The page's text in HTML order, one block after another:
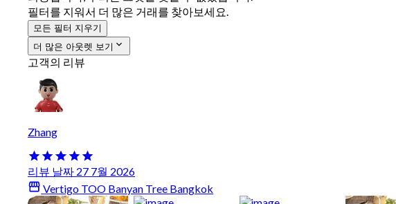
필터를 지워서 더 많은 거래를 찾아보세요.
모든 필터 지우기
더 많은 아웃렛 보기
고객의 리뷰
Zhang
리뷰 날짜 27 7월 2026
Vertigo TOO Banyan Tree Bangkok